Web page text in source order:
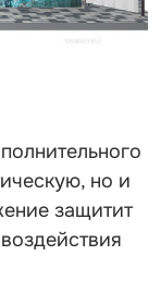
но и
защитит